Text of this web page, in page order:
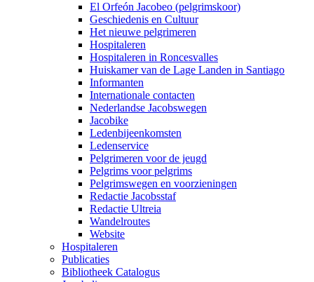
El Orfeón Jacobeo (pelgrimskoor)
Geschiedenis en Cultuur
Het nieuwe pelgrimeren
Hospitaleren
Hospitaleren in Roncesvalles
Huiskamer van de Lage Landen in Santiago
Informanten
Internationale contacten
Nederlandse Jacobswegen
Jacobike
Ledenbijeenkomsten
Ledenservice
Pelgrimeren voor de jeugd
Pelgrims voor pelgrims
Pelgrimswegen en voorzieningen
Redactie Jacobsstaf
Redactie Ultreia
Wandelroutes
Website
Hospitaleren
Publicaties
Bibliotheek Catalogus